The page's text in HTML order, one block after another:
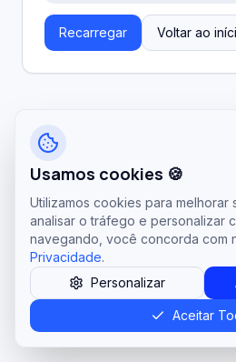
Recarregar Voltar ao
Usamos cookies 🍪
Utilizamos cookies para melhorar
analisar o tráfego e personalizar
navegando, você concorda com
Privacidade.
Personalizar
Aceitar